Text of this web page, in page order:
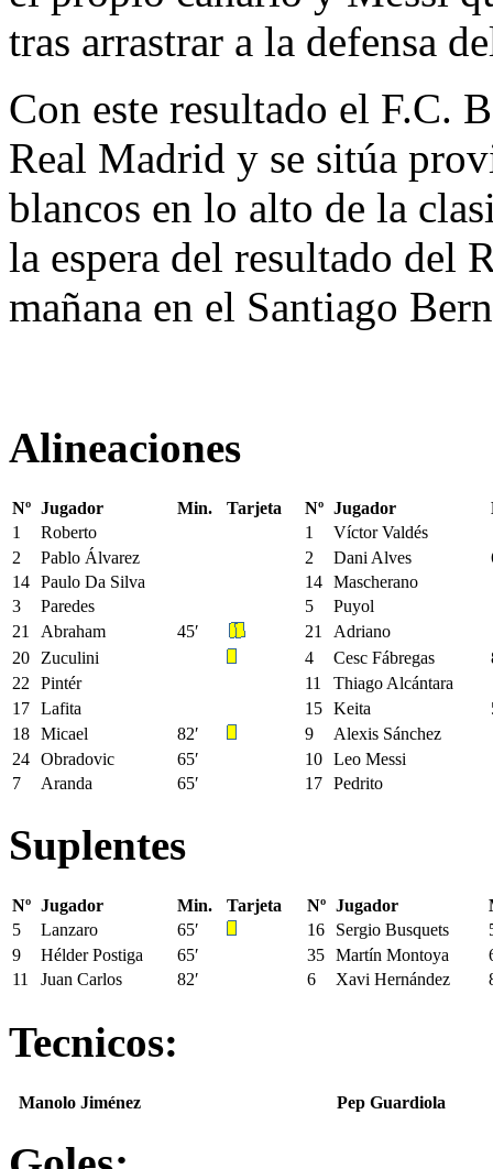
tras arrastrar a la defensa
Con este resultado el F.C.
Real Madrid y se sitúa
blancos en lo alto de la
la espera del resultado del
mañana en el Santiago
Alineaciones
Nº Jugador Min. Tarjeta Nº Jugador
1
Roberto 1
Víctor Valdés
2
Pablo Álvarez 2 Dani Alves
14 Paulo Da Silva 14 Mascherano
3
Paredes 5
Puyol
21
Abraham 45′ 21
Adriano
20
Zuculini 4 Cesc Fábregas
22
Pintér 11
Thiago Alcántara
17 Lafita 15 Keita
18 Micael 82′ 9
Alexis Sánchez
24 Obradovic 65′ 10 Leo Messi
7
Aranda 65′ 17 Pedrito
Suplentes
Nº Jugador Min. Tarjeta Nº Jugador
5
Lanzaro 65′ 16 Sergio Busquets
9
Hélder Postiga 65′ 35 Martín Montoya
11
Juan Carlos 82′ 6 Xavi Hernández
Tecnicos:
Manolo Jiménez Pep Guardiola